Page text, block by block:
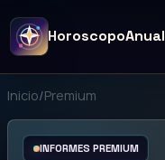
HoroscopoAnual
Inicio/Premium
INFORMES PREMIUM